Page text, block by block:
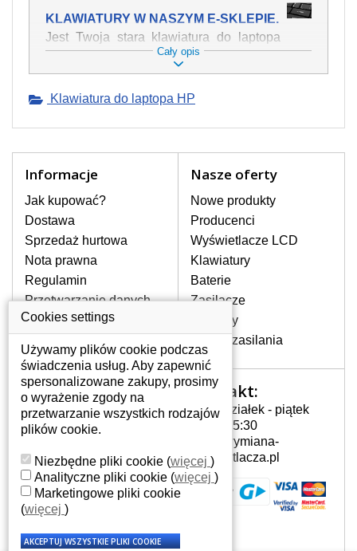
KLAWIATURY W NASZYM E-SKLEPIE.
Jest Twoja stara klawiatura do laptopa
HP Pavilion dv6-2155tx mechanicznie
uszkodzona, polałeś ją płynem, który
swojej pozycji? Kup nową klawiaturę,
Oferujemy oryginalne klawiatury w
stronie internetowej ją znajdziesz za
pomocy wyszukiwarki. Wystarczy znać
model laptopa. Przy każdej klawiaturze
nie może brakować szczególowe zdjęcie
do aktualnego stanu naszego magazynu.
W JAKI SPOSÓB MOŻE SIĘ
PRZEJAWIAĆ USTERKA
Częstymi objawami są pomijanie liter
czy wyświetlanie innych liter oraz
dublowanie tych samych znaków. W
przypadku podlicia klawisze nie
powrócą do pierwotnej pozycji. Albo
też uszkodzenie mechaniczne, np.
JAK TO DZIAŁA?
Klawiatura składa się z kilku
warstw folii, z których przewodzą
przewodzące warstwy.
Cały opis
Klawiatura do laptopa HP
Informacje
Jak kupować?
Dostawa
Sprzedaż hurtowa
Nota prawna
Regulamin
Przetwarzanie danych
osobowych
Gdzie nas znajdziesz
Nasze oferty
Nowe produkty
Producenci
Wyświetlacze LCD
Klawiatury
Baterie
Zasilacze
Zawiasy
Złącza zasilania
Twoje konto
Twoje konto
Dane osobowe
Adresy
Historia zamówień
Kontakt:
Poniedziałek - piątek
7:00 - 15:30
info@wymiana-
wyswietlacza.pl
Cookies settings
Używamy plików cookie podczas
świadczenia usług. Aby zapewnić
spersonalizowane zakupy, prosimy
o wyrażenie zgody na
przetwarzanie wszystkich rodzajów
plików cookie.
Niezbędne pliki cookie (więcej )
Analityczne pliki cookie (więcej )
Marketingowe pliki cookie
(więcej )